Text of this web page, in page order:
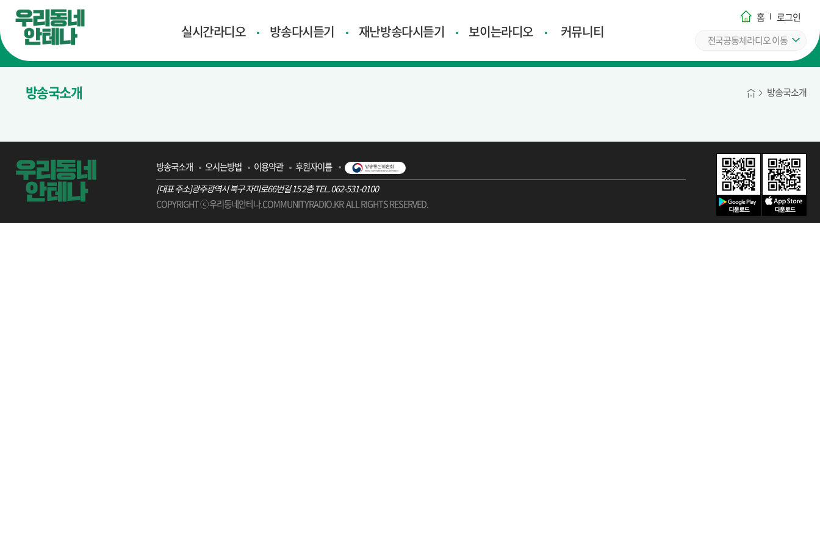
실시간라디오 방송다시듣기 재난방송다시듣기 보이는라디오 커뮤니티
홈
로그인
전국공동체라디오 이동
방송국소개 방송국소개
방송국소개 오시는방법 이용약관
후원자이름
[대표 주소]광주광역시 북구 자미로66번길 15 2층 TEL. 062-531-0100
COPYRIGHT ⓒ 우리동네안테나.COMMUNITYRADIO.KRALL RIGHTS RESERVED.